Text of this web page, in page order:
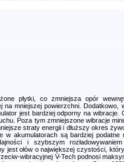
płytki, co zmniejsza opór
mniejszej powierzchni. Dodatkowo,
jest bardziej odporny na wibracje.
Poza tym zmniejszone wibracje
straty energii i dłuższy okres
w akumulatorach są bardziej podatne
i szybszym
jest ołów o największej czystości,
wibracyjnej V-Tech podnosi